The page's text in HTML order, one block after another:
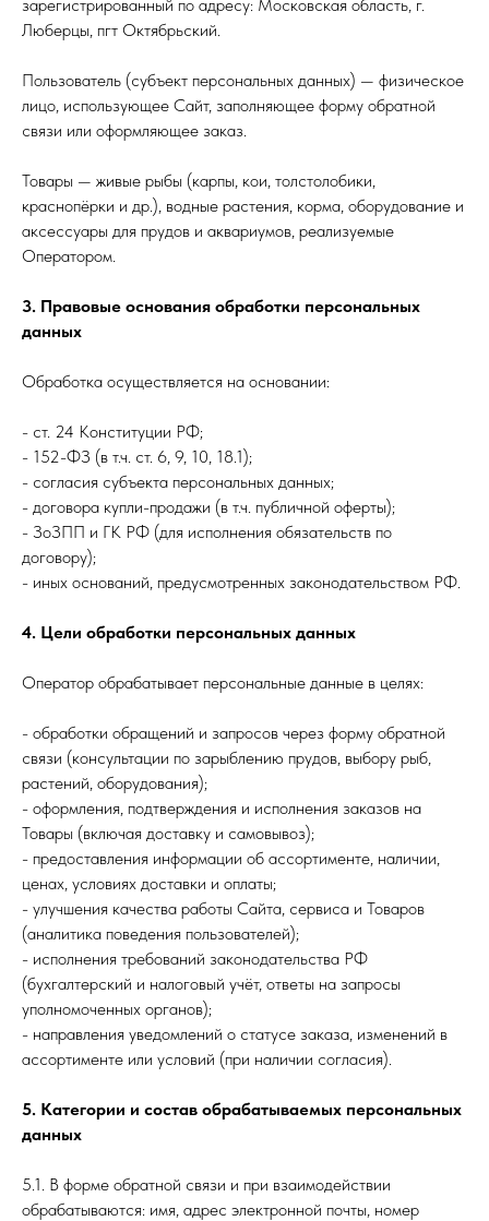
зарегистрированный по адресу: Московская область, г.
Люберцы, пгт Октябрьский.
Пользователь (субъект персональных данных) — физическое
лицо, использующее Сайт, заполняющее форму обратной
связи или оформляющее заказ.
Товары — живые рыбы (карпы, кои, толстолобики,
краснопёрки и др.), водные растения, корма, оборудование и
аксессуары для прудов и аквариумов, реализуемые
Оператором.
3. Правовые основания обработки персональных
данных
Обработка осуществляется на основании:
- ст. 24 Конституции РФ;
- 152-ФЗ (в т.ч. ст. 6, 9, 10, 18.1);
- согласия субъекта персональных данных;
- договора купли-продажи (в т.ч. публичной оферты);
- ЗоЗПП и ГК РФ (для исполнения обязательств по
договору);
- иных оснований, предусмотренных законодательством РФ.
4. Цели обработки персональных данных
Оператор обрабатывает персональные данные в целях:
- обработки обращений и запросов через форму обратной
связи (консультации по зарыблению прудов, выбору рыб,
растений, оборудования);
- оформления, подтверждения и исполнения заказов на
Товары (включая доставку и самовывоз);
- предоставления информации об ассортименте, наличии,
ценах, условиях доставки и оплаты;
- улучшения качества работы Сайта, сервиса и Товаров
(аналитика поведения пользователей);
- исполнения требований законодательства РФ
(бухгалтерский и налоговый учёт, ответы на запросы
уполномоченных органов);
- направления уведомлений о статусе заказа, изменений в
ассортименте или условий (при наличии согласия).
5. Категории и состав обрабатываемых персональных
данных
5.1. В форме обратной связи и при взаимодействии
обрабатываются: имя, адрес электронной почты, номер